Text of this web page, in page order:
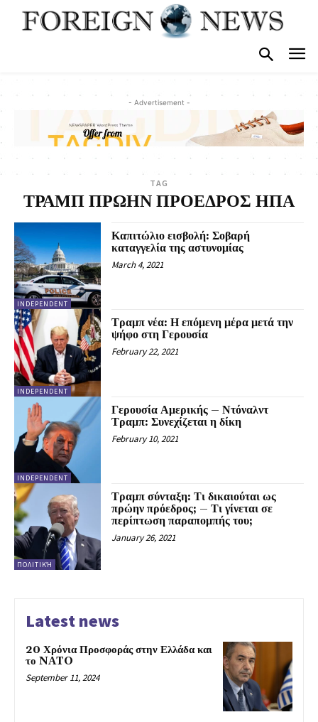
- Advertisement -
TAG
ΤΡΑΜΠ ΠΡΩΗΝ ΠΡΟΕΔΡΟΣ ΗΠΑ
INDEPENDENT
Καπιτώλιο εισβολή: Σοβαρή
καταγγελία της αστυνομίας
March 4, 2021
INDEPENDENT
Τραμπ νέα: Η επόμενη μέρα μετά την
ψήφο στη Γερουσία
February 22, 2021
INDEPENDENT
Γερουσία Αμερικής – Ντόναλντ
Τραμπ: Συνεχίζεται η δίκη
February 10, 2021
ΠΟΛΙΤΙΚΉ
Τραμπ σύνταξη: Τι δικαιούται ως
πρώην πρόεδρος; – Τι γίνεται σε
περίπτωση παραπομπής του;
January 26, 2021
Latest news
20 Χρόνια Προσφοράς στην Ελλάδα και
το NATO
September 11, 2024